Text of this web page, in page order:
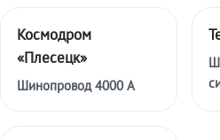
Космодром
«Плесецк»
Шинопровод 4000 А